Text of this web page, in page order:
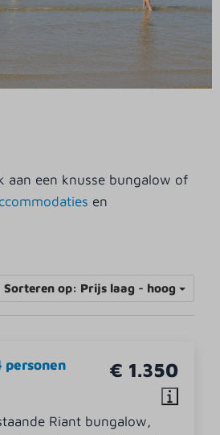
aan een knusse bungalow of
en
Sorteren op: Prijs laag - hoog
€ 1.350
personen
Riant bungalow,